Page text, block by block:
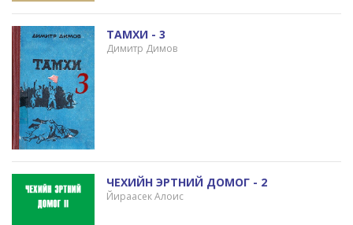
ТАМХИ - 3
Димитр Димов
ЧЕХИЙН ЭРТНИЙ ДОМОГ - 2
Йираасек Алоис